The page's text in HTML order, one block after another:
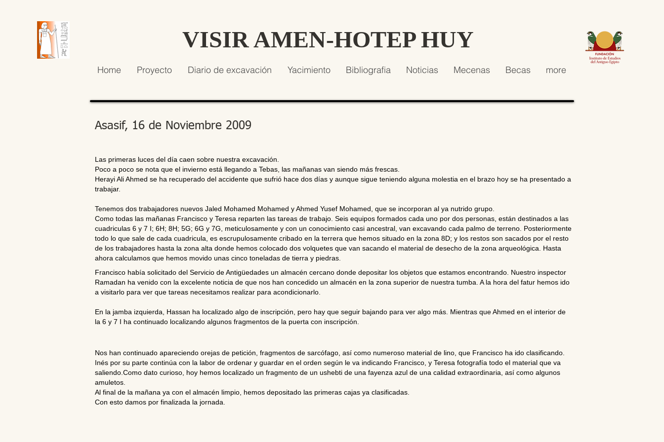
VISIR AMEN-HOTEP HUY
Home Proyecto Diario de excavación Yacimiento Bibliografia Noticias Mecenas Becas more
Asasif, 16 de Noviembre 2009
Las primeras luces del día caen sobre nuestra excavación.
Poco a poco se nota que el invierno está llegando a Tebas, las mañanas van siendo más frescas.
Herayi Ali Ahmed se ha recuperado del accidente que sufrió hace dos días y aunque sigue teniendo alguna molestia en el brazo hoy se ha presentado a
trabajar.
Tenemos dos trabajadores nuevos Jaled Mohamed Mohamed y Ahmed Yusef Mohamed, que se incorporan al ya nutrido grupo.
Como todas las mañanas Francisco y Teresa reparten las tareas de trabajo. Seis equipos formados cada uno por dos personas, están destinados a las
cuadriculas 6 y 7 I; 6H; 8H; 5G; 6G y 7G, meticulosamente y con un conocimiento casi ancestral, van excavando cada palmo de terreno. Posteriormente
todo lo que sale de cada cuadricula, es escrupulosamente cribado en la terrera que hemos situado en la zona 8D; y los restos son sacados por el resto
de los trabajadores hasta la zona alta donde hemos colocado dos volquetes que van sacando el material de desecho de la zona arqueológica. Hasta
ahora calculamos que hemos movido unas cinco toneladas de tierra y piedras.
Francisco había solicitado del Servicio de Antigüedades un almacén cercano donde depositar los objetos que estamos encontrando. Nuestro inspector
Ramadan ha venido con la excelente noticia de que nos han concedido un almacén en la zona superior de nuestra tumba. A la hora del fatur hemos ido
a visitarlo para ver que tareas necesitamos realizar para acondicionarlo.
En la jamba izquierda, Hassan ha localizado algo de inscripción, pero hay que seguir bajando para ver algo más. Mientras que Ahmed en el interior de
la 6 y 7 I ha continuado localizando algunos fragmentos de la puerta con inscripción.
Nos han continuado apareciendo orejas de petición, fragmentos de sarcófago, así como numeroso material de lino, que Francisco ha ido clasificando.
Inés por su parte continúa con la labor de ordenar y guardar en el orden según le va indicando Francisco, y Teresa fotografía todo el material que va
saliendo.Como dato curioso, hoy hemos localizado un fragmento de un ushebti de una fayenza azul de una calidad extraordinaria, así como algunos
amuletos.
Al final de la mañana ya con el almacén limpio, hemos depositado las primeras cajas ya clasificadas.
Con esto damos por finalizada la jornada.